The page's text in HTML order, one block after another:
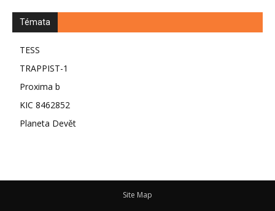
Témata
TESS
TRAPPIST-1
Proxima b
KIC 8462852
Planeta Devět
Site Map